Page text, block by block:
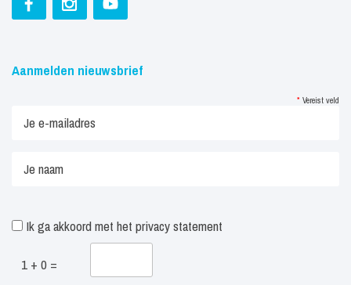
Aanmelden nieuwsbrief
* Vereist veld
Ik ga akkoord met het privacy statement
1 + 0 =